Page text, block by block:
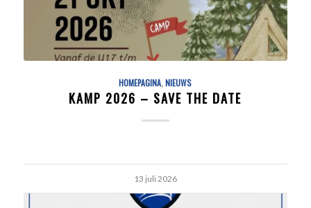
HOMEPAGINA,NIEUWS
KAMP 2026 – SAVE THE DATE
13 juli 2026